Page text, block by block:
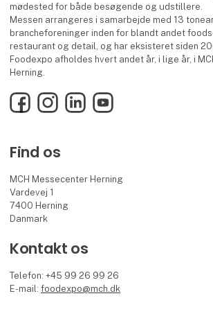
mødested for både besøgende og udstillere.
Messen arrangeres i samarbejde med 13
brancheforeninger inden for blandt andet
restaurant og detail, og har eksisteret siden
Foodexpo afholdes hvert andet år, i lige år, i
Herning.
FacebookInstagramLinkedInYouTube
Find os
MCH Messecenter Herning
Vardevej 1
7400 Herning
Danmark
Kontakt os
Telefon: +45 99 26 99 26
E-mail:foodexpo@mch.dk